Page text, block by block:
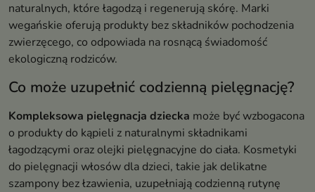
naturalnych, które łagodzą i regenerują skórę. Marki
wegańskie oferują produkty bez składników pochodzenia
zwierzęcego, co odpowiada na rosnącą świadomość
ekologiczną rodziców.
Co może uzupełnić codzienną pielęgnację?
Kompleksowa pielęgnacja dziecka może być wzbogacona
o produkty do kąpieli z naturalnymi składnikami
łagodzącymi oraz olejki pielęgnacyjne do ciała. Kosmetyki
do pielęgnacji włosów dla dzieci, takie jak delikatne
szampony bez łzawienia, uzupełniają codzienną rutynę